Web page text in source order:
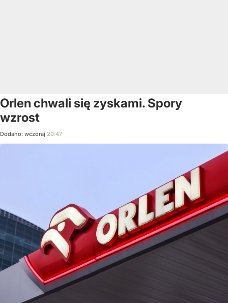
Orlen chwali się zyskami. Spory
wzrost
Dodano: wczoraj 20:47